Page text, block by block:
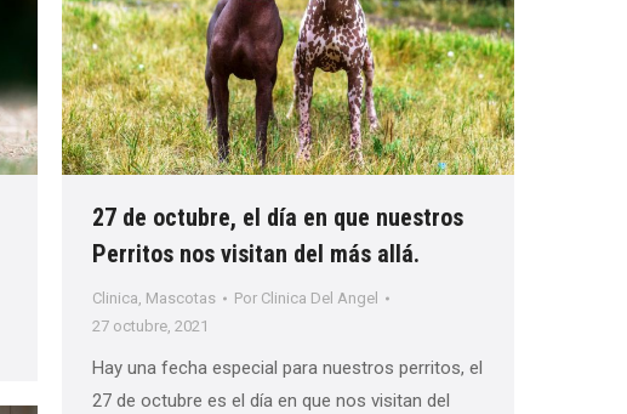
27 de octubre, el día en que nuestros
Perritos nos visitan del más allá.
Clinica, Mascotas Por Clinica Del Angel
27 octubre, 2021
Hay una fecha especial para nuestros perritos, el
27 de octubre es el día en que nos visitan del